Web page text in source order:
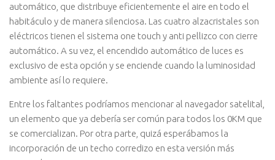
automático, que distribuye eficientemente el aire en todo el
habitáculo y de manera silenciosa. Las cuatro alzacristales son
eléctricos tienen el sistema one touch y anti pellizco con cierre
automático. A su vez, el encendido automático de luces es
exclusivo de esta opción y se enciende cuando la luminosidad
ambiente así lo requiere.
Entre los faltantes podríamos mencionar al navegador satelital,
un elemento que ya debería ser común para todos los 0KM que
se comercializan. Por otra parte, quizá esperábamos la
incorporación de un techo corredizo en esta versión más